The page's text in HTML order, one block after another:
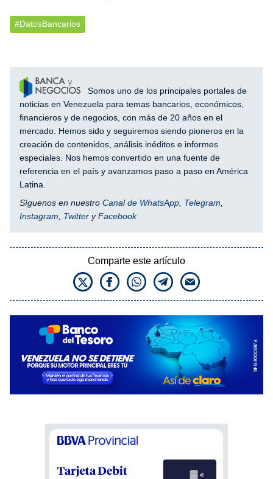
#DatosBancarios
Somos uno de los principales portales de
noticias en Venezuela para temas bancarios, económicos,
financieros y de negocios, con más de 20 años en el
mercado. Hemos sido y seguiremos siendo pioneros en la
creación de contenidos, análisis inéditos e informes
especiales. Nos hemos convertido en una fuente de
referencia en el país y avanzamos paso a paso en América
Latina.
Síguenos en nuestro Canal de WhatsApp, Telegram,
Instagram, Twitter yFacebook
Comparte este artículo